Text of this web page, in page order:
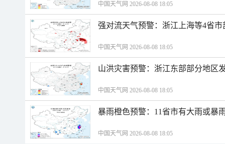
中国天气网 2026-08-08 18:05
强对流天气预警：浙江上海等4省
中国天气网 2026-08-08 18:05
山洪灾害预警：浙江东部部分地区
中国天气网 2026-08-08 18:05
暴雨橙色预警：11省市有大雨或暴
中国天气网 2026-08-08 18:05